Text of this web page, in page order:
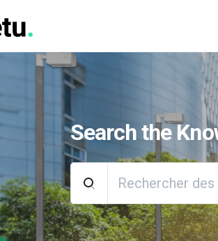
Comment créer une implantation
Search the